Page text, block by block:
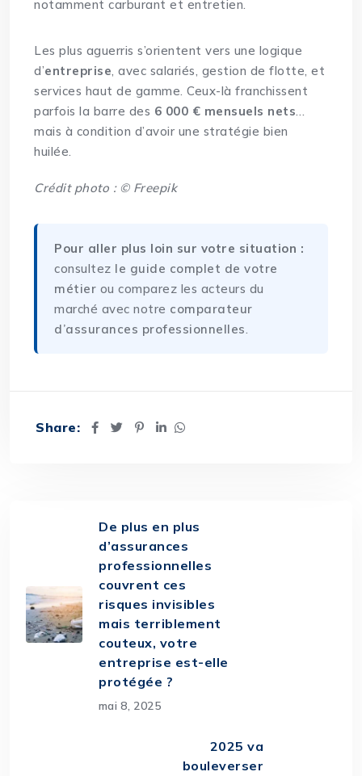
notamment carburant et entretien.
Les plus aguerris s’orientent vers une logique
d’entreprise, avec salariés, gestion de flotte, et
services haut de gamme. Ceux-là franchissent
parfois la barre des 6 000 € mensuels nets…
mais à condition d’avoir une stratégie bien
huilée.
Crédit photo : © Freepik
Pour aller plus loin sur votre situation :
consultez le guide complet de votre
métier ou comparez les acteurs du
marché avec notre comparateur
d’assurances professionnelles.
Share:
De plus en plus
d’assurances
professionnelles
couvrent ces
risques invisibles
mais terriblement
couteux, votre
entreprise est-elle
protégée ?
mai 8, 2025
2025 va
bouleverser